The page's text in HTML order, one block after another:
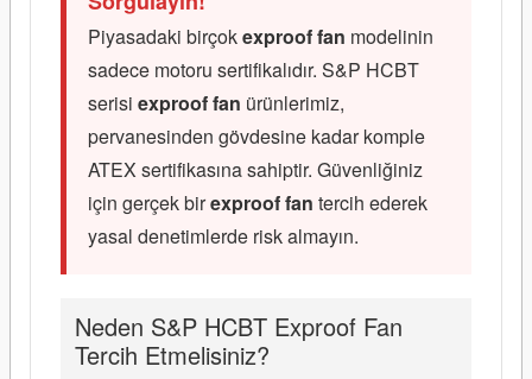
Piyasadaki birçokexproof fan modelinin
sadece motoru sertifikalıdır. S&P HCBT
serisi exproof fan ürünlerimiz,
pervanesinden gövdesine kadar komple
ATEX sertifikasına sahiptir. Güvenliğiniz
için gerçek birexproof fan tercih ederek
yasal denetimlerde risk almayın.
Neden S&P HCBT Exproof Fan
Tercih Etmelisiniz?